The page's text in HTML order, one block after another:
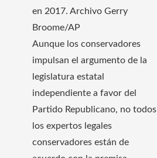
en 2017. Archivo Gerry
Broome/AP
Aunque los conservadores
impulsan el argumento de la
legislatura estatal
independiente a favor del
Partido Republicano, no todos
los expertos legales
conservadores están de